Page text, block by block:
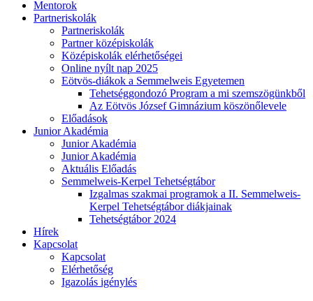
Mentorok
Partneriskolák
Partneriskolák
Partner középiskolák
Középiskolák elérhetőségei
Online nyílt nap 2025
Eötvös-diákok a Semmelweis Egyetemen
Tehetséggondozó Program a mi szemszögünkből
Az Eötvös József Gimnázium köszönőlevele
Előadások
Junior Akadémia
Junior Akadémia
Junior Akadémia
Aktuális Előadás
Semmelweis-Kerpel Tehetségtábor
Izgalmas szakmai programok a II. Semmelweis-
Kerpel Tehetségtábor diákjainak
Tehetségtábor 2024
Hírek
Kapcsolat
Kapcsolat
Elérhetőség
Igazolás igénylés